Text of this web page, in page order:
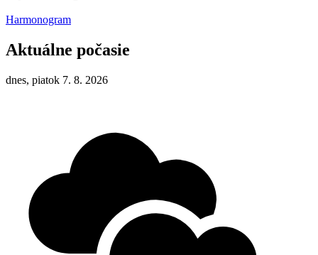
Harmonogram
Aktuálne počasie
dnes, piatok 7. 8. 2026